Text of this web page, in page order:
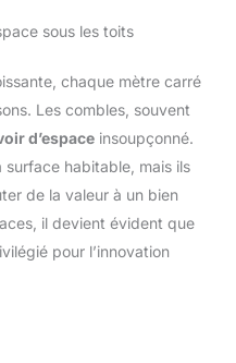
sous les toits
chaque mètre carré
Les combles, souvent
d’espace insoupçonné.
surface habitable, mais ils
de la valeur à un bien
il devient évident que
pour l’innovation